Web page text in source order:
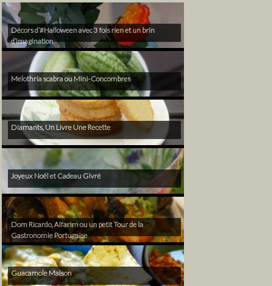
Décors d’#Halloween avec 3 fois rien et un brin
d’imagination
Melothria scabra ou Mini-Concombres
Diamants, Un Livre Une Recette
Joyeux Noël et Cadeau Givré
Dom Ricardo, Alfarim ou un petit Tour de la
Gastronomie Portugaise
Guacamole Maison